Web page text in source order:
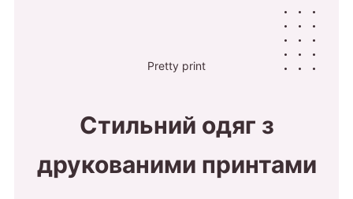
Pretty print
Стильний одяг з
друкованими принтами